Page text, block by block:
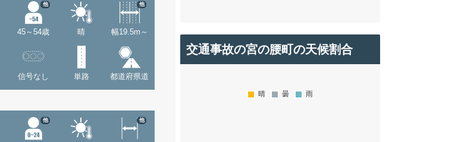
45～54歳
他
晴 幅19.5m～
他
信号なし 単路 都道府県道
他 他
交通事故の宮の腰町の天候割合